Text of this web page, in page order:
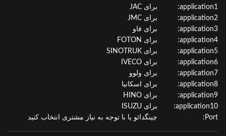
برای فاو
برای ولوو
برای اسکانیا
چینگدائو یا با توجه به نیاز مشتری انتخاب کنید